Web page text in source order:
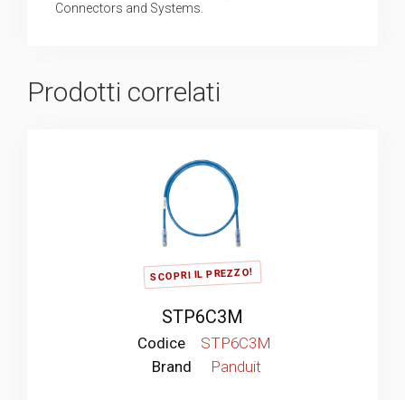
Connectors and Systems.
Prodotti correlati
SCOPRI IL PREZZO!
STP6C3M
Codice
STP6C3M
Brand
Panduit